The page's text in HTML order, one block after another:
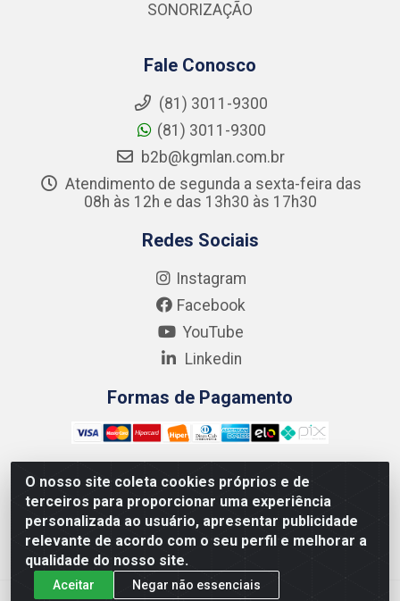
O nosso site coleta cookies próprios e de
terceiros para proporcionar uma experiência
personalizada ao usuário, apresentar publicidade
relevante de acordo com o seu perfil e melhorar a
qualidade do nosso site.
Aceitar Negar não essenciais
SONORIZAÇÃO
Fale Conosco
(81) 3011-9300
(81) 3011-9300
b2b@kgmlan.com.br
Atendimento de segunda a sexta-feira das
08h às 12h e das 13h30 às 17h30
Redes Sociais
Instagram
Facebook
YouTube
Linkedin
Formas de Pagamento
Kgmlan Distribuidora LTDA - CNPJ 18.217.682/0001-54 -
Rua Pedro de Barros Cavalcante, 58 - Bultrins, Olinda/PE
- CEP 53320-110